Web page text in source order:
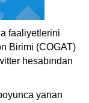
faaliyetlerini
Birimi (COGAT)
hesabından
yanan